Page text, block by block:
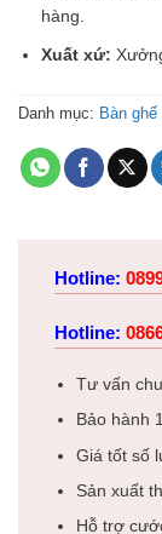
hàng.
Xuất xứ:
Danh mục: Bàn
Hotline:
Hotline:
Tư vấn
Bảo hành
Giá tốt số
Sản xuất
Hỗ trợ